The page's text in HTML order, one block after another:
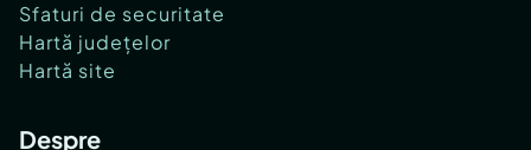
Sfaturi de securitate
Hartă județelor
Hartă site
Despre